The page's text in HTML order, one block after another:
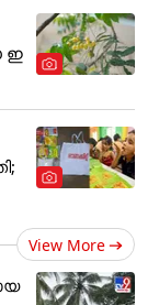
ഇ
View More